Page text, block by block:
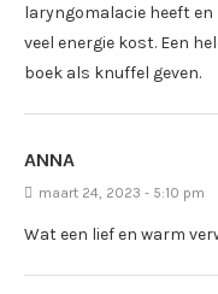
laryngomalacie heeft
veel energie kost. Een
boek als knuffel geven.
ANNA
maart 24, 2023 - 5:10 pm
Wat een lief en warm